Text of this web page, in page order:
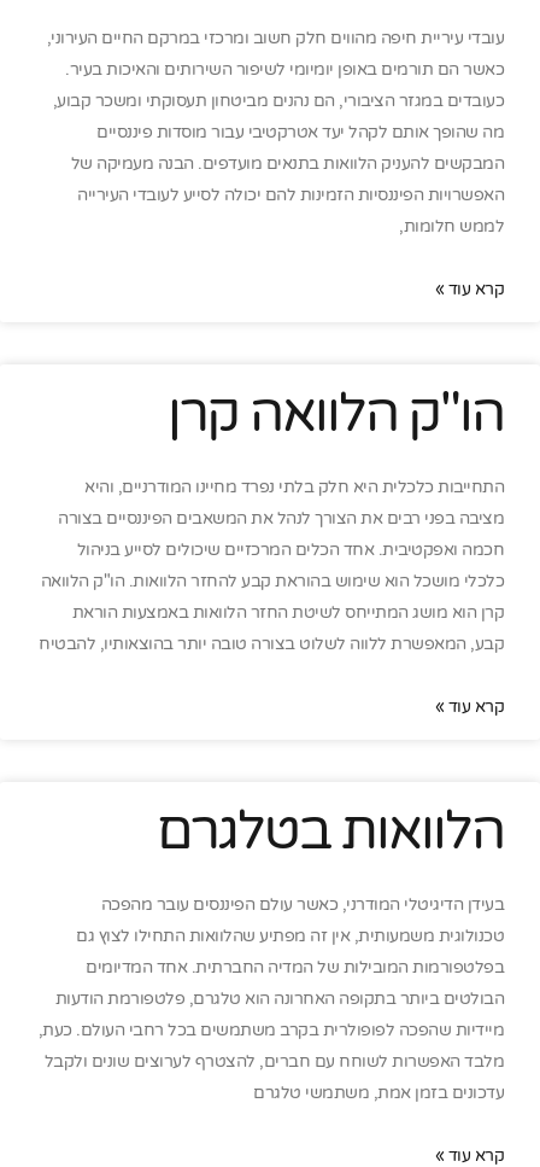
עובדי עיריית חיפה מהווים חלק חשוב ומרכזי במרקם החיים העירוני,
כאשר הם תורמים באופן יומיומי לשיפור השירותים והאיכות בעיר.
כעובדים במגזר הציבורי, הם נהנים מביטחון תעסוקתי ומשכר קבוע,
מה שהופך אותם לקהל יעד אטרקטיבי עבור מוסדות פיננסיים
המבקשים להעניק הלוואות בתנאים מועדפים. הבנה מעמיקה של
האפשרויות הפיננסיות הזמינות להם יכולה לסייע לעובדי העירייה
לממש חלומות,
קרא עוד »
הו"ק הלוואה קרן
התחייבות כלכלית היא חלק בלתי נפרד מחיינו המודרניים, והיא
מציבה בפני רבים את הצורך לנהל את המשאבים הפיננסיים בצורה
חכמה ואפקטיבית. אחד הכלים המרכזיים שיכולים לסייע בניהול
כלכלי מושכל הוא שימוש בהוראת קבע להחזר הלוואות. הו"ק הלוואה
קרן הוא מושג המתייחס לשיטת החזר הלוואות באמצעות הוראת
קבע, המאפשרת ללווה לשלוט בצורה טובה יותר בהוצאותיו, להבטיח
קרא עוד »
הלוואות בטלגרם
בעידן הדיגיטלי המודרני, כאשר עולם הפיננסים עובר מהפכה
טכנולוגית משמעותית, אין זה מפתיע שהלוואות התחילו לצוץ גם
בפלטפורמות המובילות של המדיה החברתית. אחד המדיומים
הבולטים ביותר בתקופה האחרונה הוא טלגרם, פלטפורמת הודעות
מיידיות שהפכה לפופולרית בקרב משתמשים בכל רחבי העולם. כעת,
מלבד האפשרות לשוחח עם חברים, להצטרף לערוצים שונים ולקבל
עדכונים בזמן אמת, משתמשי טלגרם
קרא עוד »